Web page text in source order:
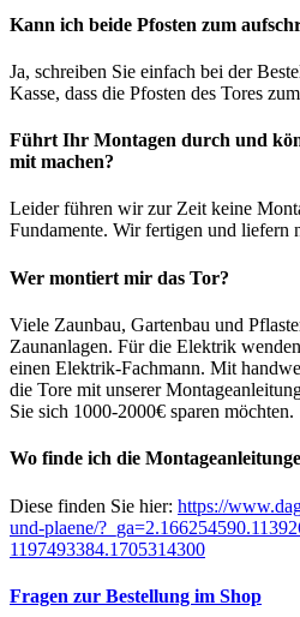
Kann ich beide Pfosten zum
Ja, schreiben Sie einfach bei der
Kasse, dass die Pfosten des Tores
Führt Ihr Montagen durch und
mit machen?
Leider führen wir zur Zeit keine
Fundamente. Wir fertigen und liefern
Wer montiert mir das Tor?
Viele Zaunbau, Gartenbau und
Zaunanlagen. Für die Elektrik
einen Elektrik-Fachmann. Mit
die Tore mit unserer
Sie sich 1000-2000€ sparen möchten.
Wo finde ich die
Diese finden Sie hier: https://
und-plaene/
1197493384.1705314300
Fragen zur Bestellung im Shop